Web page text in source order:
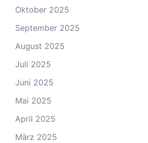
Oktober 2025
September 2025
August 2025
Juli 2025
Juni 2025
Mai 2025
April 2025
März 2025